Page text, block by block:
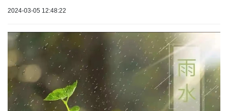
2024-03-05 12:48:22